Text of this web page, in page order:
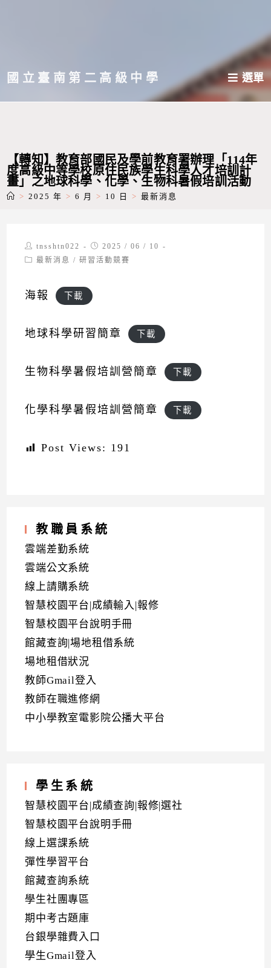
主國立臺南第二高級中學 選單
【轉知】教育部國民及學前教育署辦理「114年
度高級中等學校原住民族學生科學人才培訓計
畫」之地球科學、化學、生物科暑假培訓活動
> 2025 年 > 6 月 > 10 日 > 最新消息
Post
author:
tnsshtn022
Post
published:
2025 / 06 / 10
Post最新消息 / 研習活動競賽
海報 下載
地球科學研習簡章 下載
生物科學暑假培訓營簡章 下載
化學科學暑假培訓營簡章 下載
Post Views: 191
教職員系統
雲端差勤系統
雲端公文系統
線上請購系統
智慧校園平台|成績輸入|報修
智慧校園平台說明手冊
館藏查詢|場地租借系統
場地租借狀況
教師Gmail登入
教師在職進修網
中小學教室電影院公播大平台
學生系統
智慧校園平台|成績查詢|報修|選社
智慧校園平台說明手冊
線上選課系統
彈性學習平台
館藏查詢系統
學生社團專區
期中考古題庫
台銀學雜費入口
學生Gmail登入